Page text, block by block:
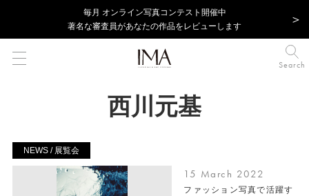
毎⽉ オンライン写真コンテスト開催中
著名な審査員があなたの作品をレビューします
Search
西川元基
NEWS / 展覧会
15 March 2022
ファッション写真で活躍す